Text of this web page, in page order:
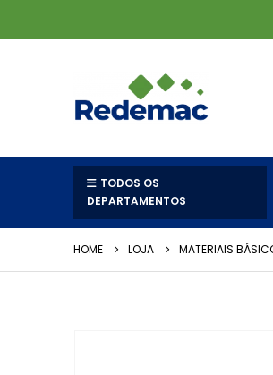
TODOS OS
DEPARTAMENTOS
HOME LOJA MATERIAIS